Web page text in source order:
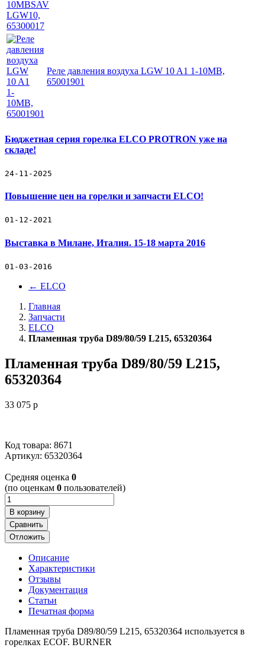
Реле давления воздуха LGW 10 A1 1-10MB,
65001901
Бюджетная серия горелка ELCO PROTRON уже на
складе!
24-11-2025
Повышение цен на горелки и запчасти ELCO!
01-12-2021
Выставка в Милане, Италия. 15-18 марта 2016
01-03-2016
← ELCO
Главная
Запчасти
ELCO
Пламенная труба D89/80/59 L215, 65320364
Пламенная труба D89/80/59 L215,
65320364
33 075 p
Код товара: 8671
Артикул: 65320364
Cредняя оценка 0
(по оценкам 0 пользователей)
В корзину
Сравнить
Отложить
Описание
Характеристики
Отзывы
Документация
Статьи
Печатная форма
Пламенная труба D89/80/59 L215, 65320364 используется в
горелках ECOF. BURNER